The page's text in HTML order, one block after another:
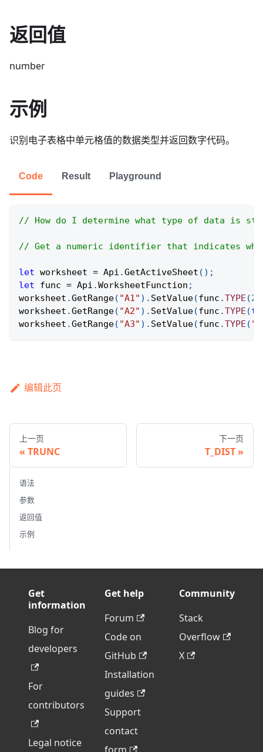
返回值
number
示例
识别电子表格中单元格值的数据类型并返回数字代码。
Code Result Playground
// How do I determine what type of data is
// Get a numeric identifier that indicates
let worksheet = Api .GetActiveSheet ( ) ;
let func = Api .WorksheetFunction ;
worksheet .GetRange( "A1" ) . SetValue(func .TYPE (
worksheet .GetRange( "A2" ) . SetValue(func .TYPE (
worksheet .GetRange( "A3" ) . SetValue(func .TYPE (
编辑此页
上一页
TRUNC
下一页
T_DIST
语法
参数
返回值
示例
Get
information
Blog for
developers
For
contributors
Legal notice
Get help
Forum
Code on
GitHub
Installation
guides
Support
contact
Community
Stack
Overflow
X